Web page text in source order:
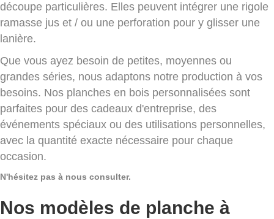
découpe particulières. Elles peuvent intégrer une rigole
ramasse jus et / ou une perforation pour y glisser une
lanière.
Que vous ayez besoin de petites, moyennes ou
grandes séries, nous adaptons notre production à vos
besoins. Nos planches en bois personnalisées sont
parfaites pour des cadeaux d'entreprise, des
événements spéciaux ou des utilisations personnelles,
avec la quantité exacte nécessaire pour chaque
occasion.
N'hésitez pas à nous consulter.
Nos modèles de planche à